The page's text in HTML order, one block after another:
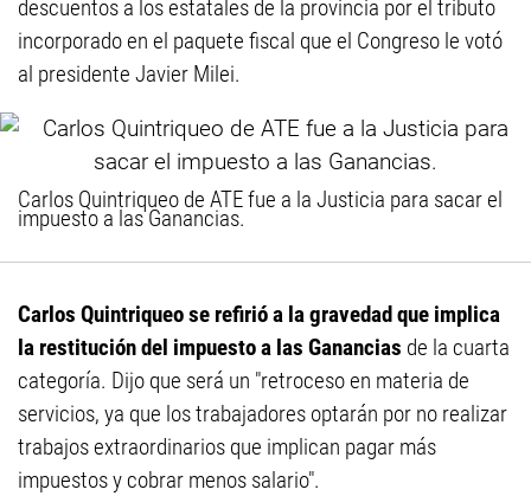
descuentos a los estatales de la provincia por el tributo
incorporado en el paquete fiscal que el Congreso le votó
al presidente Javier Milei.
Carlos Quintriqueo de ATE fue a la Justicia para sacar el
impuesto a las Ganancias.
Carlos Quintriqueo se refirió a la gravedad que implica
la restitución del impuesto a las Ganancias de la cuarta
categoría. Dijo que será un "retroceso en materia de
servicios, ya que los trabajadores optarán por no realizar
trabajos extraordinarios que implican pagar más
impuestos y cobrar menos salario".